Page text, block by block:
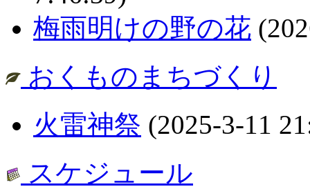
梅雨明けの野の花
おくものまちづくり
火雷神祭 (2025-3-11
スケジュール